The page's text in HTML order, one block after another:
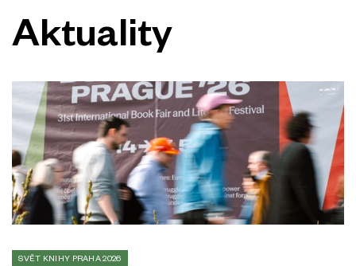
Aktuality
SVĚT KNIHY PRAHA 2026